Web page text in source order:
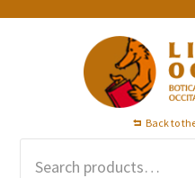
Skip
Skip
Skip
Back to